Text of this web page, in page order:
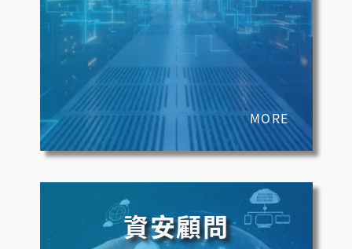
MORE
資安顧問